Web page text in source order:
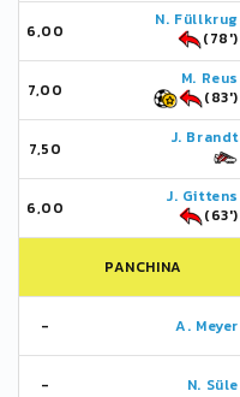
6,00
N. Füllkrug
(78')
7,00
M. Reus
(83')
7,50
J. Brandt
6,00
J. Gittens
(63')
PANCHINA
- A. Meyer
- N. Süle